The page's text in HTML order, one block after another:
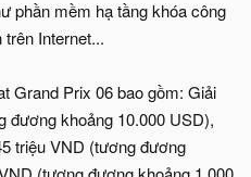
phần mềm hạ tầng khóa công
Internet...
Grand Prix 06 bao gồm: Giải
đương khoảng 10.000 USD),
triệu VND (tương đương